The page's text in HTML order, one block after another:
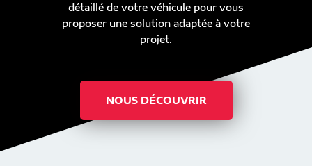
détaillé de votre véhicule pour vous
proposer une solution adaptée à votre
projet.
NOUS DÉCOUVRIR